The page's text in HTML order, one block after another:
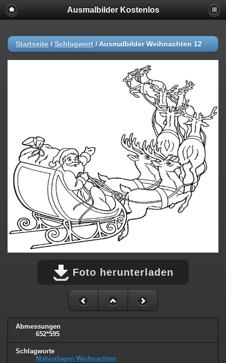
Ausmalbilder Kostenlos
Startseite / Schlagwort / Ausmalbilder Weihnachten 12
Foto herunterladen
Abmessungen
652*595
Schlagworte
Malvorlagen Weihnachten